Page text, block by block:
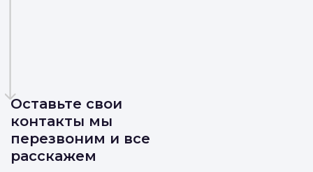
Оставьте свои
контакты мы
перезвоним и все
расскажем